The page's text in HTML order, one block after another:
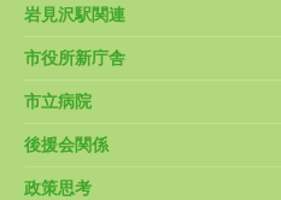
岩見沢駅関連
市役所新庁舎
市立病院
後援会関係
政策思考